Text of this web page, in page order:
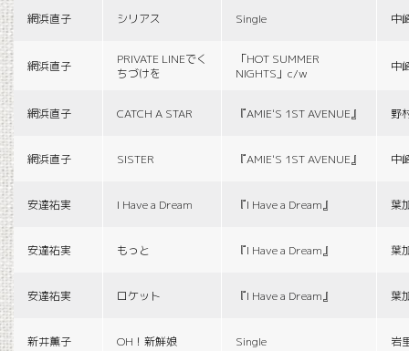
網浜直子 シリアス Single 中
網浜直子
PRIVATE LINEでく
ちづけを
「HOT SUMMER
NIGHTS」c/w
中
網浜直子 CATCH A STAR 『AMIE'S 1ST AVENUE』 野
網浜直子 SISTER 『AMIE'S 1ST AVENUE』 中
安達祐実 I Have a Dream 『I Have a Dream』 葉
安達祐実 もっと 『I Have a Dream』 葉
安達祐実 ロケット 『I Have a Dream』 葉
新井薫子 OH！新鮮娘 Single 岩